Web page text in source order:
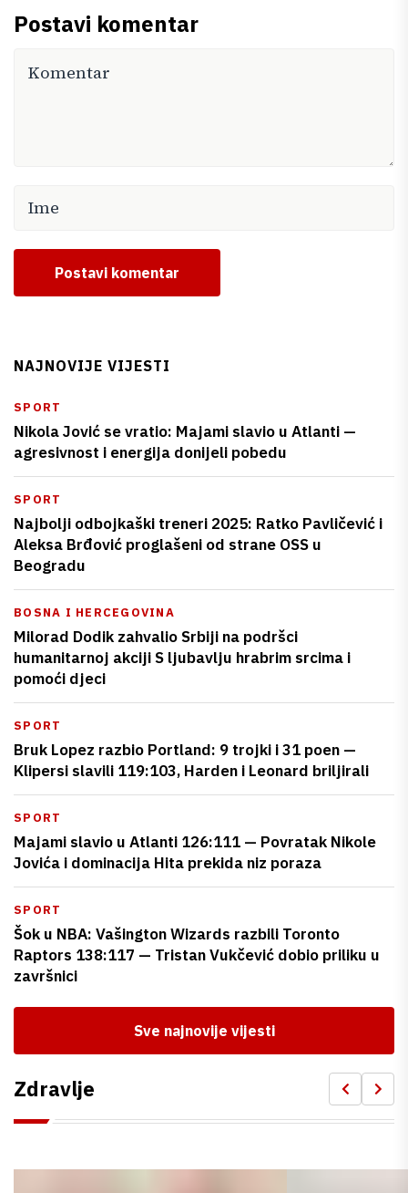
Postavi komentar
Postavi komentar
NAJNOVIJE VIJESTI
SPORT
Nikola Jović se vratio: Majami slavio u Atlanti —
agresivnost i energija donijeli pobedu
SPORT
Najbolji odbojkaški treneri 2025: Ratko Pavličević i
Aleksa Brđović proglašeni od strane OSS u
Beogradu
BOSNA I HERCEGOVINA
Milorad Dodik zahvalio Srbiji na podršci
humanitarnoj akciji S ljubavlju hrabrim srcima i
pomoći djeci
SPORT
Bruk Lopez razbio Portland: 9 trojki i 31 poen —
Klipersi slavili 119:103, Harden i Leonard briljirali
SPORT
Majami slavio u Atlanti 126:111 — Povratak Nikole
Jovića i dominacija Hita prekida niz poraza
SPORT
Šok u NBA: Vašington Wizards razbili Toronto
Raptors 138:117 — Tristan Vukčević dobio priliku u
završnici
Sve najnovije vijesti
Zdravlje